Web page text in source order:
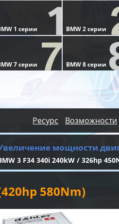
Ресурс Возможности
мощности
3 F34 340i 240kW / 326hp
580Nm)